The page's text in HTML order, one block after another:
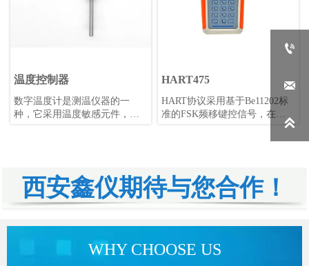
温度控制器
数字温度计是测温仪器的一
种，它采用温度敏感元件，如
数转换电路即AD转换电路将模
拟信号转换为数字信号，再由
处理单元如单片机或PC机等进
确度高、稳定性好、适用范围
广等优点，广泛应用于各类工
HART475
HART协议采用基于Be11202标
准的FSK频移键控信号，在低
频的4-20mA模拟信号上叠加幅
度为0.5mA的音频数字信号进行
西安鑫仪期待与您合作！
WHY CHOOSE US


